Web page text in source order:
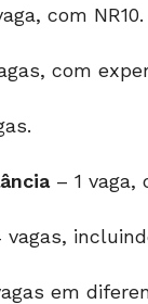
com NR10.
com
– 1 vaga,
vagas,
em